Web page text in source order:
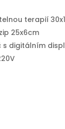
terapií
25x6cm
digitálním